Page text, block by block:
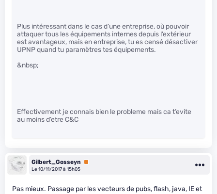
Plus intéressant dans le cas d’une entreprise, où pouvoir
attaquer tous les équipements internes depuis l’extérieur
est avantageux, mais en entreprise, tu es censé désactiver
UPNP quand tu paramètres tes équipements.
&nbsp;
Effectivement je connais bien le probleme mais ca t’evite
au moins d’etre C&C
Gilbert_Gosseyn
Premium
Le 10/11/2017 à 15h05
Pas mieux. Passage par les vecteurs de pubs, flash, java, IE et